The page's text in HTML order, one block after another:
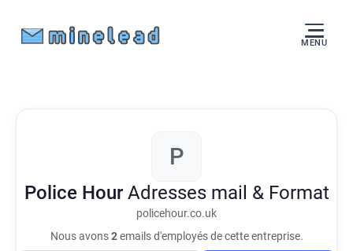
MENU
P
Police Hour Adresses mail & Format
policehour.co.uk
Nous avons2emails d'employés de cette entreprise.